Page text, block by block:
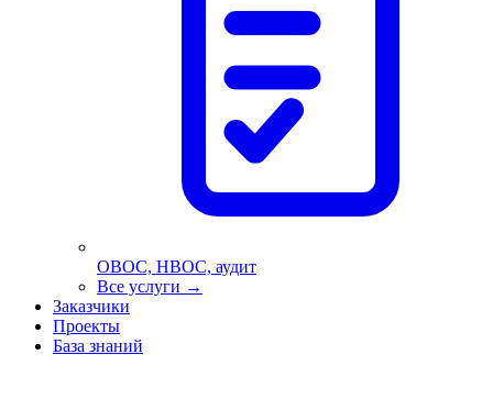
ОВОС, НВОС, аудит
Все услуги →
Заказчики
Проекты
База знаний